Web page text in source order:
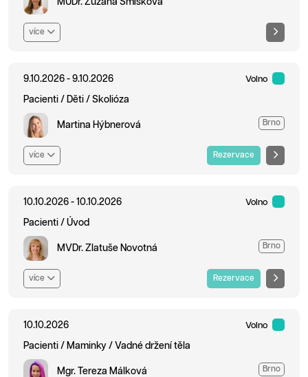
více
9.10.2026 - 9.10.2026 Volno
Pacienti / Děti / Skolióza
Martina Hýbnerová Brno
více Rezervace
10.10.2026 - 10.10.2026 Volno
Pacienti / Úvod
MVDr. Zlatuše Novotná Brno
více Rezervace
10.10.2026 Volno
Pacienti / Maminky / Vadné držení těla
Mgr. Tereza Málková Brno